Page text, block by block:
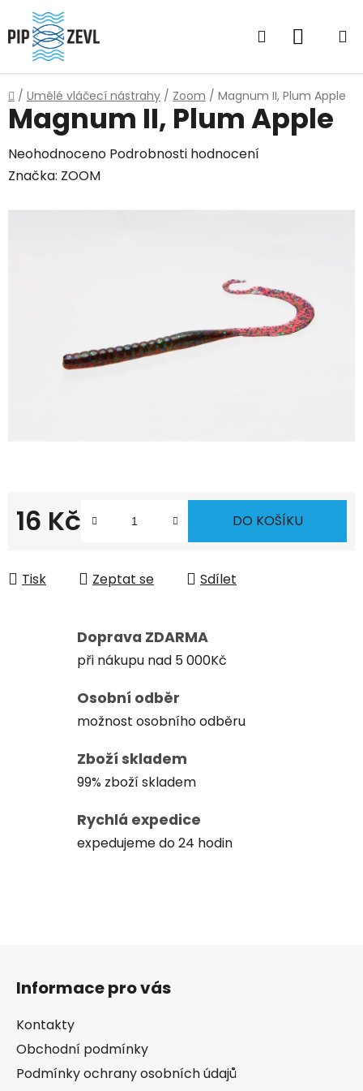
Přejít
na
obsah
Hledat
Domů
/ Umělé vláčecí nástrahy / Zoom / Magnum II, Plum Apple
16 Kč DO KOŠÍKU
Tisk Zeptat se Sdílet
Magnum II, Plum Apple
Průměrné
hodnocení
Neohodnoceno Podrobnosti hodnocení
Značka: ZOOM
Doprava ZDARMA
při nákupu nad 5 000Kč
Osobní odběr
možnost osobního odběru
Zboží skladem
99% zboží skladem
Rychlá expedice
expedujeme do 24 hodin
Informace pro vás
Kontakty
Obchodní podmínky
Podmínky ochrany osobních údajů